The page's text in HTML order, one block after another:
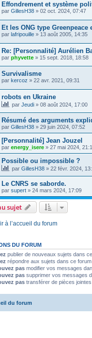
Effondrement et système
par GillesH38 » 02 oct. 2024, 07:47
Et les ONG type
par lafripouille » 13 août 2005, 14:35
Re: [Personnalité] Aurélien
par phyvette » 15 sept. 2018, 18:58
Survivalisme
par kercoz » 22 avr. 2021, 09:31
robots en Ukraine
par Jeudi » 08 août 2024, 17:00
Résumé des arguments
par GillesH38 » 29 juin 2024, 07:52
[Personnalité] Jean Jouzel
par energy_isere » 27 mai 2024,
Possible ou impossible ?
par GillesH38 » 22 févr. 2024,
Le CNRS se saborde.
par supert » 24 mars 2024, 17:09
sujet
à l’accueil du forum
DU FORUM
publier de nouveaux sujets dans
répondre aux sujets dans ce forum
pas modifier vos messages
pas supprimer vos messages
pas transférer de pièces
du forum